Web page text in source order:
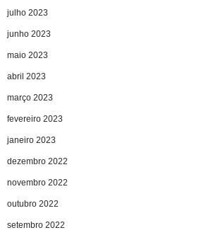
julho 2023
junho 2023
maio 2023
abril 2023
março 2023
fevereiro 2023
janeiro 2023
dezembro 2022
novembro 2022
outubro 2022
setembro 2022